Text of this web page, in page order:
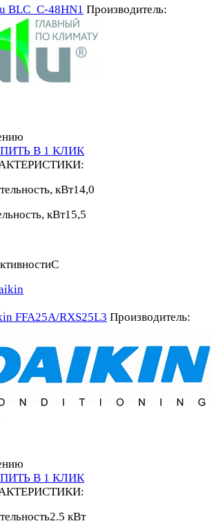
BLC_C-48HN1 Производитель:
В 1 КЛИК
кВт14,0
кВт15,5
С
FFA25A/RXS25L3 Производитель:
В 1 КЛИК
2.5 кВт